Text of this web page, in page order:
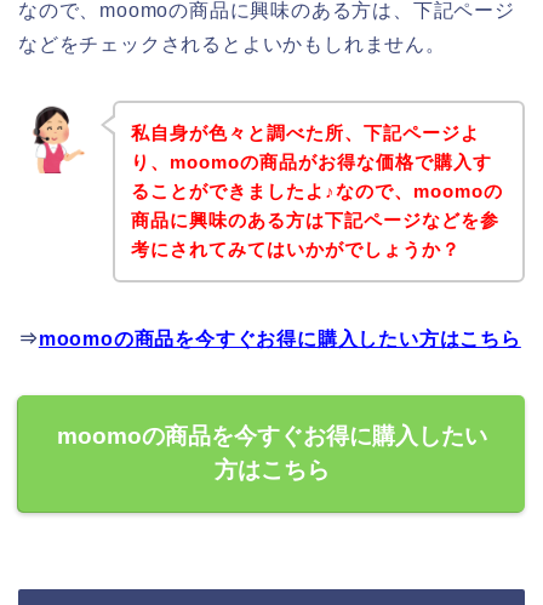
なので、moomoの商品に興味のある方は、下記ページ
などをチェックされるとよいかもしれません。
私自身が色々と調べた所、下記ページよ
り、moomoの商品がお得な価格で購入す
ることができましたよ♪なので、moomoの
商品に興味のある方は下記ページなどを参
考にされてみてはいかがでしょうか？
⇒moomoの商品を今すぐお得に購入したい方はこちら
moomoの商品を今すぐお得に購入したい
方はこちら